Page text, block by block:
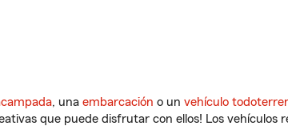
, una embarcación o un vehículo
que puede disfrutar con ellos! Los vehículos